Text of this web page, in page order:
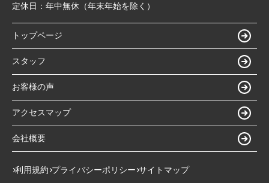
定休日： 年中無休（年末年始を除く）
トップページ
スタッフ
お客様の声
アクセスマップ
会社概要
利用規約 プライバシーポリシー サイトマップ